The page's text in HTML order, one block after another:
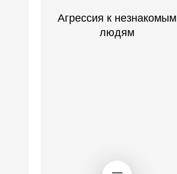
Агрессия к незнакомым
людям